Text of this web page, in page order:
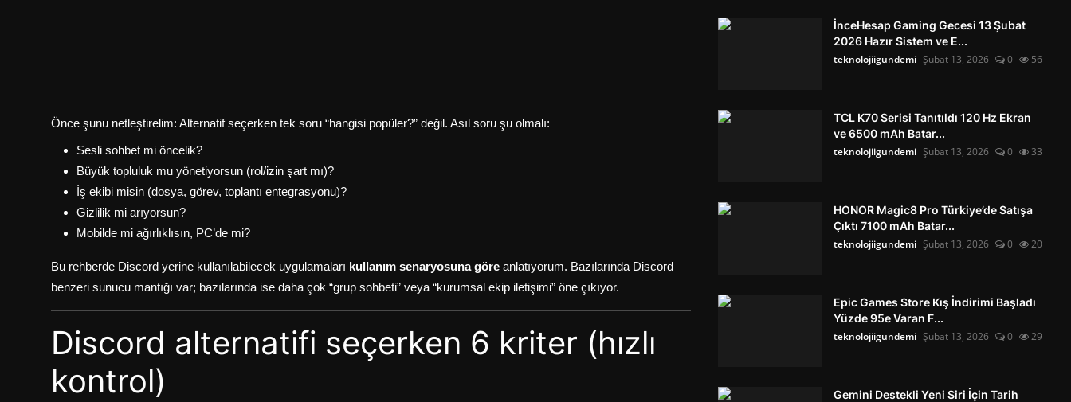
Önce şunu netleştirelim: Alternatif seçerken tek soru “hangisi popüler?” değil. Asıl soru şu olmalı:
Sesli sohbet mi öncelik?
Büyük topluluk mu yönetiyorsun (rol/izin şart mı)?
İş ekibi misin (dosya, görev, toplantı entegrasyonu)?
Gizlilik mi arıyorsun?
Mobilde mi ağırlıklısın, PC’de mi?
Bu rehberde Discord yerine kullanılabilecek uygulamaları kullanım senaryosuna göre anlatıyorum. Bazılarında Discord
benzeri sunucu mantığı var; bazılarında ise daha çok “grup sohbeti” veya “kurumsal ekip iletişimi” öne çıkıyor.
Discord alternatifi seçerken 6 kriter (hızlı
kontrol)
İnceHesap Gaming Gecesi 13 Şubat
2026 Hazır Sistem ve E...
teknolojiigundemi Şubat 13, 2026 0 56
TCL K70 Serisi Tanıtıldı 120 Hz Ekran
ve 6500 mAh Batar...
teknolojiigundemi Şubat 13, 2026 0 33
HONOR Magic8 Pro Türkiye’de Satışa
Çıktı 7100 mAh Batar...
teknolojiigundemi Şubat 13, 2026 0 20
Epic Games Store Kış İndirimi Başladı
Yüzde 95e Varan F...
teknolojiigundemi Şubat 13, 2026 0 29
Gemini Destekli Yeni Siri İçin Tarih